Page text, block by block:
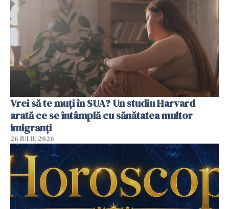
Vrei să te muți în SUA? Un studiu Harvard
arată ce se întâmplă cu sănătatea multor
imigranți
26 IULIE 2026